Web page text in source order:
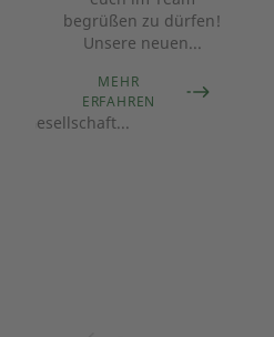
begrüßen zu dürfen!
Unsere neuen...
MEHR
ERFAHREN